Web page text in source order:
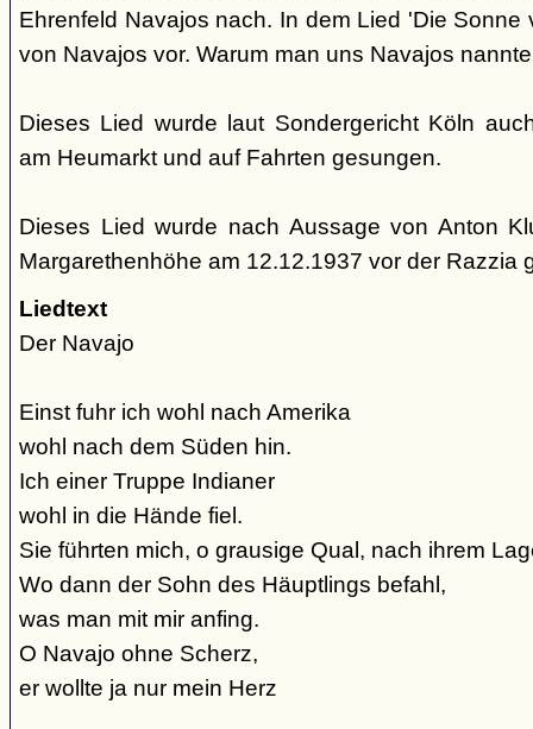
Ehrenfeld Navajos nach. In dem Lied 'Die Sonne
von Navajos vor. Warum man uns Navajos
Dieses Lied wurde laut Sondergericht Köln
am Heumarkt und auf Fahrten gesungen.
Dieses Lied wurde nach Aussage von Anton
Margarethenhöhe am 12.12.1937 vor der Razzia
Liedtext
Der Navajo
Einst fuhr ich wohl nach Amerika
wohl nach dem Süden hin.
Ich einer Truppe Indianer
wohl in die Hände fiel.
Sie führten mich, o grausige Qual, nach ihrem
Wo dann der Sohn des Häuptlings befahl,
was man mit mir anfing.
O Navajo ohne Scherz,
er wollte ja nur mein Herz